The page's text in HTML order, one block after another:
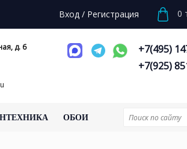
Вход / Регистрация 0
д. 6
+7(495)
+7(925)
ОБОИ